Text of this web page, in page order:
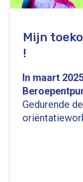
Mijn
!
In maart
Gedurende